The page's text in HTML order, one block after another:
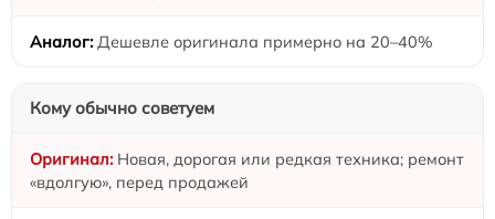
Дешевле оригинала примерно на 20–40%
Кому обычно советуем
Новая, дорогая или редкая техника; ремонт
«вдолгую», перед продажей